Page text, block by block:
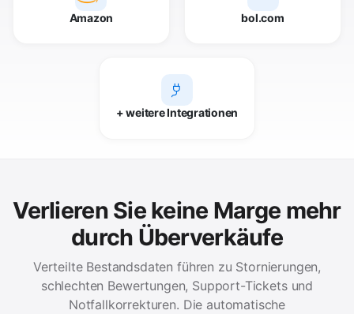
Amazon bol.com
+ weitere Integrationen
Verlieren Sie keine Marge mehr
durch Überverkäufe
Verteilte Bestandsdaten führen zu Stornierungen,
schlechten Bewertungen, Support-Tickets und
Notfallkorrekturen. Die automatische